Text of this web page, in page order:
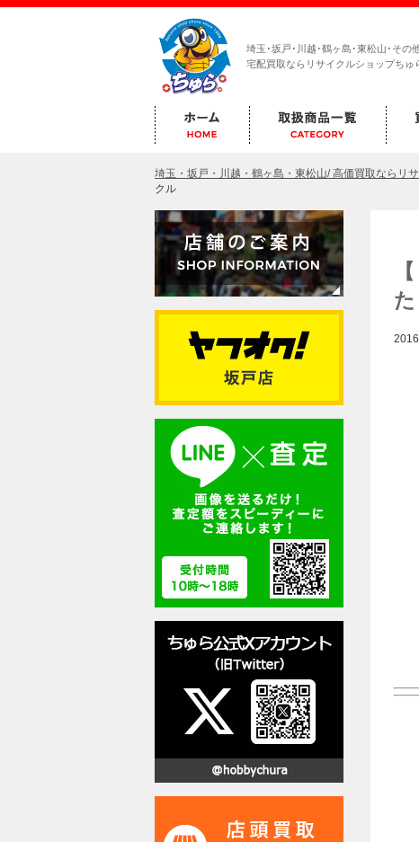
埼玉･坂戸･川越･鶴ヶ島･東松山･その
宅配買取ならリサイクルショップちゅ
埼玉・坂戸・川越・鶴ヶ島・東松山/ 高価買取ならリ
クル